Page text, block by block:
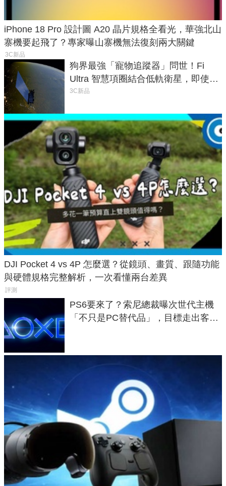
iPhone 18 Pro 設計圖 A20 晶片規格全看光，華強北山
寨機要起飛了？專家曝山寨機無法復刻兩大關鍵
3C新品
狗界最強「寵物追蹤器」問世！Fi
Ultra 智慧項圈結合低軌衛星，即使在
密林山谷也能精準找回愛犬
3C新品
DJI Pocket 4 vs 4P 怎麼選？從鏡頭、畫質、跟隨功能
與硬體規格完整解析，一次看懂兩台差異
評測
PS6要來了？索尼總裁曝次世代主機
「不只是PC替代品」，目標走出客